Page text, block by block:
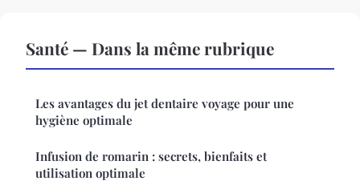
Santé — Dans la même rubrique
Les avantages du jet dentaire voyage pour une
hygiène optimale
Infusion de romarin : secrets, bienfaits et
utilisation optimale